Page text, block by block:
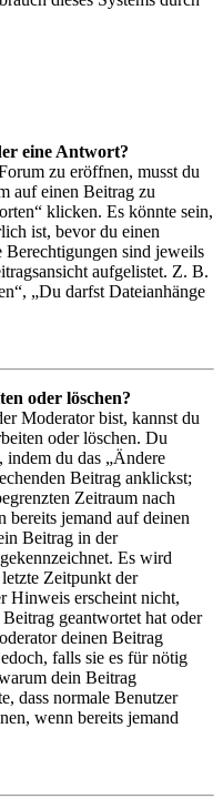
eine Antwort?
zu eröffnen, musst du
auf einen Beitrag zu
klicken. Es könnte sein,
ist, bevor du einen
Berechtigungen sind jeweils
aufgelistet. Z. B.
„Du darfst Dateianhänge
oder löschen?
Moderator bist, kannst du
oder löschen. Du
indem du das „Ändere
Beitrag anklickst;
Zeitraum nach
bereits jemand auf deinen
Beitrag in der
Es wird
Zeitpunkt der
Hinweis erscheint nicht,
geantwortet hat oder
deinen Beitrag
falls sie es für nötig
dein Beitrag
dass normale Benutzer
wenn bereits jemand